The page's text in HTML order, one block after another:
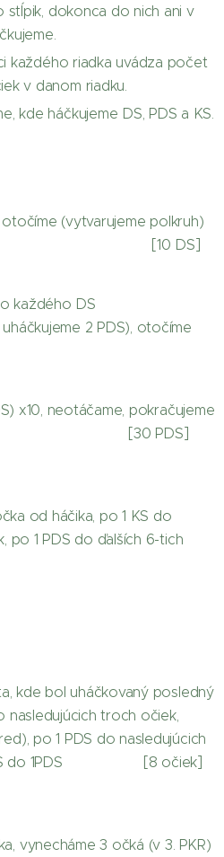
stĺpik, dokonca do nich ani v
každého riadka uvádza počet
v danom riadku.
kde háčkujeme DS, PDS a KS.
otočíme (vytvarujeme polkruh)
DS]
každého DS
uháčkujeme 2 PDS), otočíme
x10, neotáčame, pokračujeme
[30 PDS]
od háčika, po 1 KS do
po 1 PDS do ďalších 6-tich
kde bol uháčkovaný posledný
nasledujúcich troch očiek,
po 1 PDS do nasledujúcich
PDS do 1PDS [8 očiek]
vynecháme 3 očká (v 3. PKR)